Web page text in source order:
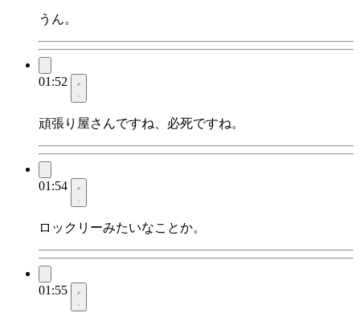
うん。
01:52
頑張り屋さんですね、必死ですね。
01:54
ロックリーみたいなことか。
01:55